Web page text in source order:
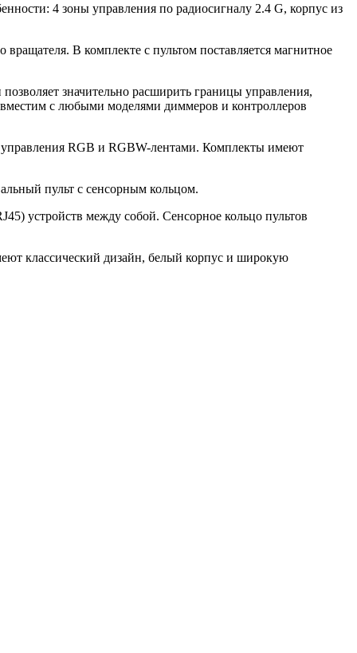
4 зоны управления по радиосигналу 2.4 G, корпус из
В комплекте с пультом поставляется магнитное
позволяет значительно расширить границы управления,
с любыми моделями диммеров и контроллеров
управления RGB и RGBW-лентами. Комплекты имеют
пульт с сенсорным кольцом.
устройств между собой. Сенсорное кольцо пультов
классический дизайн, белый корпус и широкую